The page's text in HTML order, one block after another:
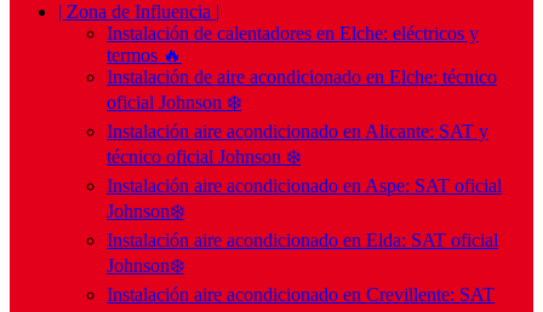
| Zona de Influencia |
Instalación de calentadores en Elche: eléctricos y
termos 🔥
Instalación de aire acondicionado en Elche: técnico
oficial Johnson ❄️
Instalación aire acondicionado en Alicante: SAT y
técnico oficial Johnson ❄️
Instalación aire acondicionado en Aspe: SAT oficial
Johnson❄️
Instalación aire acondicionado en Elda: SAT oficial
Johnson❄️
Instalación aire acondicionado en Crevillente: SAT